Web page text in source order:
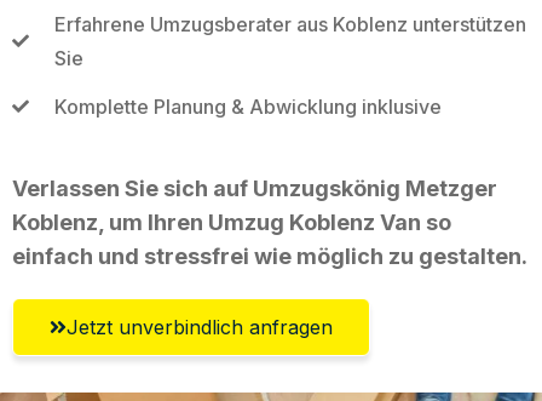
Erfahrene Umzugsberater aus Koblenz unterstützen
Sie
Komplette Planung & Abwicklung inklusive
Verlassen Sie sich auf Umzugskönig Metzger
Koblenz, um Ihren Umzug Koblenz Van so
einfach und stressfrei wie möglich zu gestalten.
Jetzt unverbindlich anfragen